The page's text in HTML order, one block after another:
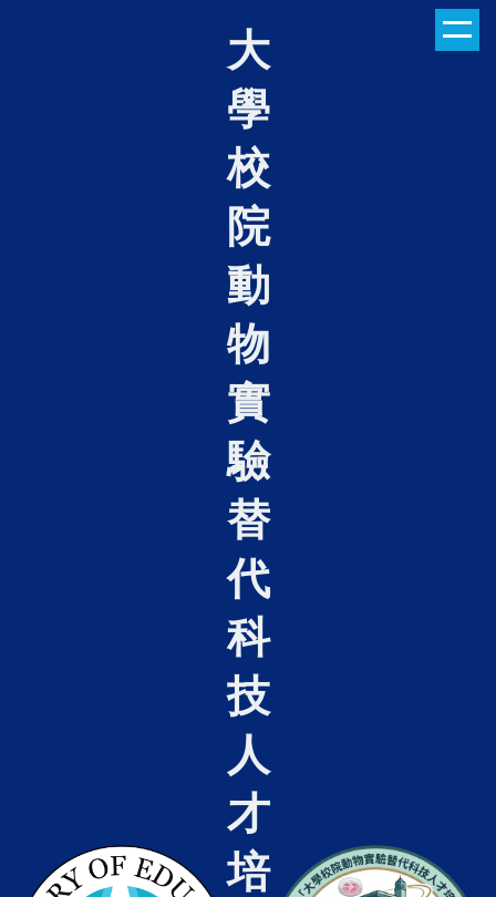
大
學
校
院
動
物
實
驗
替
代
科
技
人
才
培